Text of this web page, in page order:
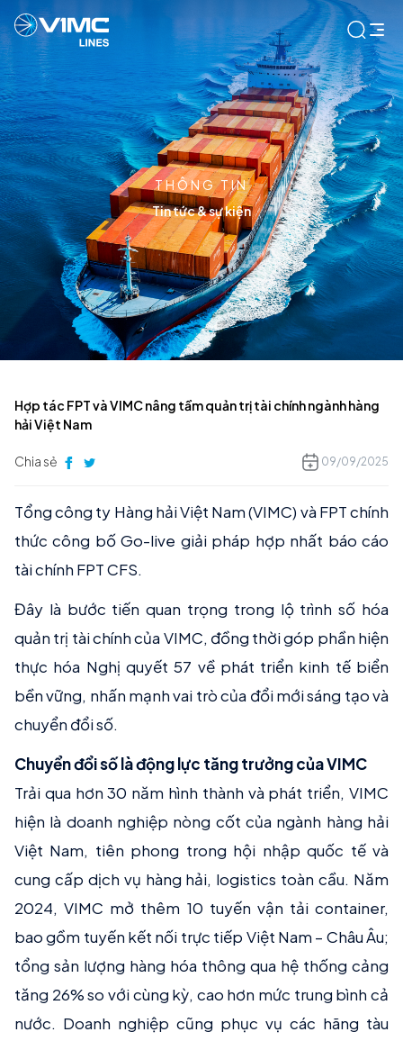
THÔNG TIN
Tin tức & sự kiện
Hợp tác FPT và VIMC nâng tầm quản trị tài chính ngành hàng
hải Việt Nam
Chia sẻ 09/09/2025
Tổng công ty Hàng hải Việt Nam (VIMC) và FPT chính
thức công bố Go-live giải pháp hợp nhất báo cáo
tài chính FPT CFS.
Đây là bước tiến quan trọng trong lộ trình số hóa
quản trị tài chính của VIMC, đồng thời góp phần hiện
thực hóa Nghị quyết 57 về phát triển kinh tế biển
bền vững, nhấn mạnh vai trò của đổi mới sáng tạo và
chuyển đổi số.
Chuyển đổi số là động lực tăng trưởng của VIMC
Trải qua hơn 30 năm hình thành và phát triển, VIMC
hiện là doanh nghiệp nòng cốt của ngành hàng hải
Việt Nam, tiên phong trong hội nhập quốc tế và
cung cấp dịch vụ hàng hải, logistics toàn cầu. Năm
2024, VIMC mở thêm 10 tuyến vận tải container,
bao gồm tuyến kết nối trực tiếp Việt Nam – Châu Âu;
tổng sản lượng hàng hóa thông qua hệ thống cảng
tăng 26% so với cùng kỳ, cao hơn mức trung bình cả
nước. Doanh nghiệp cũng phục vụ các hãng tàu